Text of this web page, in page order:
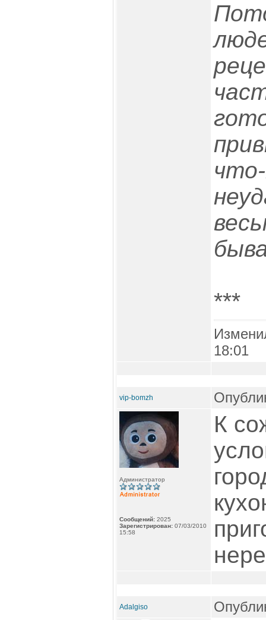
***
18:01
vip-bomzh
Администратор
Сообщений: 2025
Зарегистрирован: 07/03/2010
15:58
К
Adalgiso